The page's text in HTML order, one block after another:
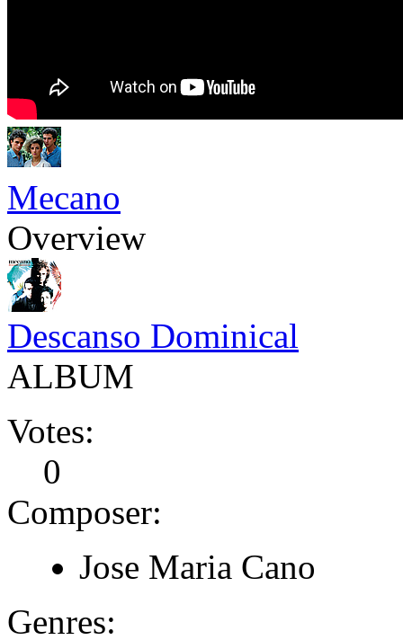
Mecano
Overview
Descanso Dominical
ALBUM
Votes:
0
Composer:
Jose Maria Cano
Genres: